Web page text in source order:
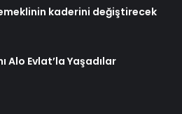
kaderini değiştirecek
Alo Evlat’la Yaşadılar